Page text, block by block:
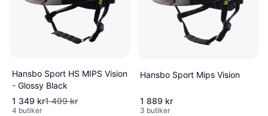
Hansbo Sport HS MIPS Vision
- Glossy Black
1 349 kr1 499 kr
4 butiker
Hansbo Sport Mips Vision
1 889 kr
3 butiker